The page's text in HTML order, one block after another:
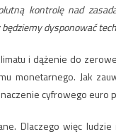
kontrolę nad
dysponować
i dążenie do
monetarnego. Jak
cyfrowego euro
Dlaczego więc